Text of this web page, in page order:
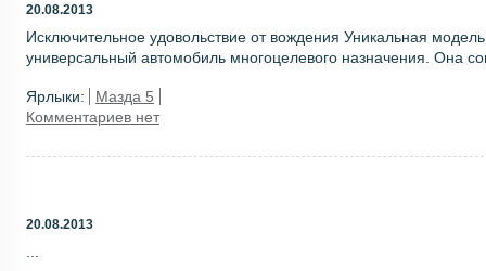
20.08.2013
Исключительное удовольствие от вождения Уникальная
универсальный автомобиль многоцелевого назначения. Она
Ярлыки:
Мазда 5
Комментариев нет
20.08.2013